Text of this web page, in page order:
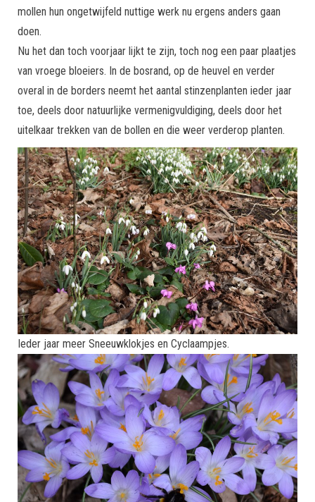
mollen hun ongetwijfeld nuttige werk nu ergens anders gaan
doen.
Nu het dan toch voorjaar lijkt te zijn, toch nog een paar plaatjes
van vroege bloeiers. In de bosrand, op de heuvel en verder
overal in de borders neemt het aantal stinzenplanten ieder jaar
toe, deels door natuurlijke vermenigvuldiging, deels door het
uitelkaar trekken van de bollen en die weer verderop planten.
Ieder jaar meer Sneeuwklokjes en Cyclaampjes.